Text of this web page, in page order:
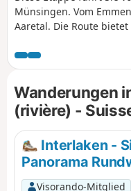
Münsingen. Vom
Aaretal. Die Route
Tages. Trotz des
genug, um die
Wanderungen
(rivière) -
Interlaken -
Panorama
Visorando-Mitglied